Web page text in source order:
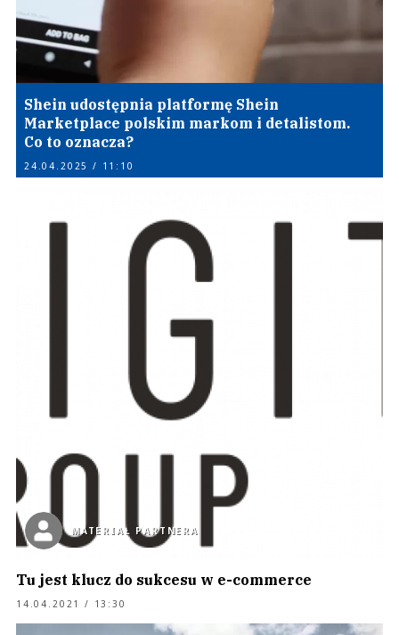
Shein udostępnia platformę Shein
Marketplace polskim markom i detalistom.
Co to oznacza?
24.04.2025 / 11:10
MATERIAŁ PARTNERA
Tu jest klucz do sukcesu w e-commerce
14.04.2021 / 13:30